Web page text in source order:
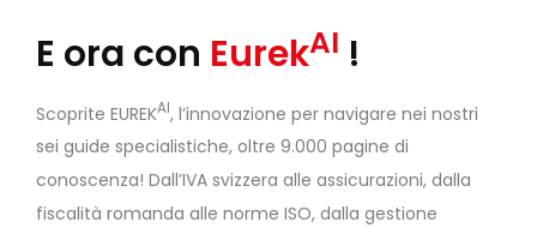
E ora con EurekAI !
Scoprite EUREKAI, l’innovazione per navigare nei nostri
sei guide specialistiche, oltre 9.000 pagine di
conoscenza! Dall’IVA svizzera alle assicurazioni, dalla
fiscalità romanda alle norme ISO, dalla gestione